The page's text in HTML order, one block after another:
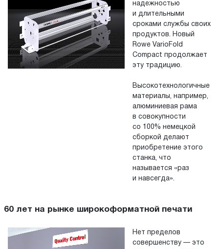
надежностью
и длительными
сроками службы своих
продуктов. Новый
Rowe VarioFold
Compact продолжает
эту традицию.
Высокотехнологичные
материалы, например,
алюминиевая рама
в совокупности
со 100% немецкой
сборкой делают
приобретение этого
станка, что
называется «раз
и навсегда».
60 лет на рынке широкоформатной печати
Нет пределов
совершенству — это